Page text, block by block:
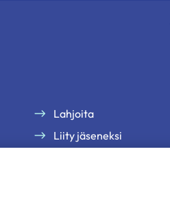
Lahjoita
Liity jäseneksi